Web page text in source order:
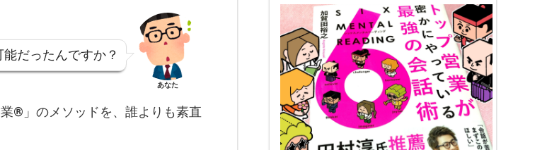
だったんですか？
あなた
®︎」のメソッドを、誰よりも素直